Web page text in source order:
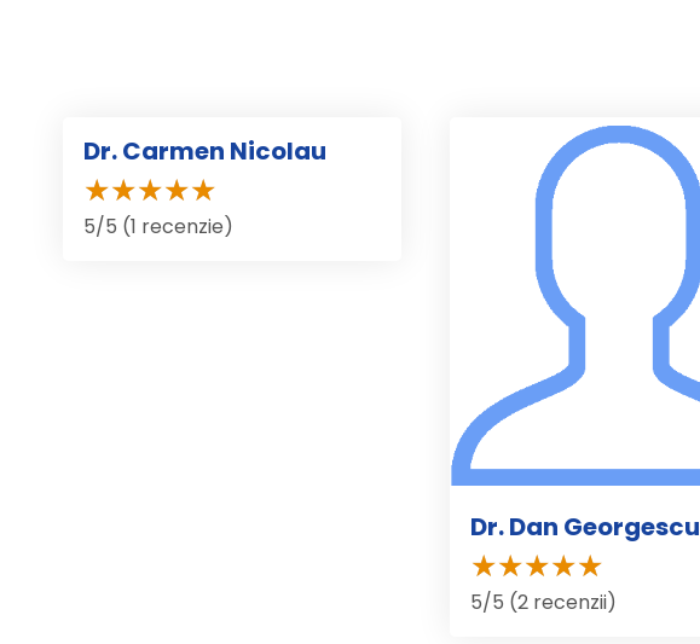
Dr. Carmen Nicolau
5/5 (1 recenzie)
Dr. Dan Georgescu
5/5 (2 recenzii)